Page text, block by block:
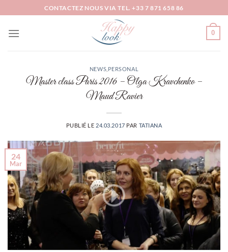
au
contenu
CONTACTEZ NOUS VIA TEL. +33 7 871 658 86
0
NEWS PERSONAL
Master class Paris 2016 – Olga Kravchenko –
Maud Ravier
PUBLIÉ LE 24.03.2017 PAR TATIANA
24
Mar